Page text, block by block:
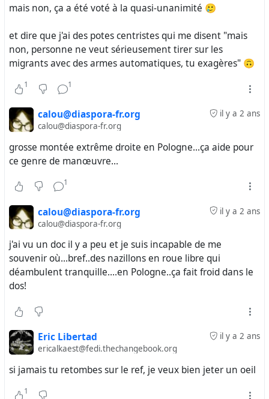
mais non, ça a été voté à la quasi-unanimité 🥲
et dire que j'ai des potes centristes qui me disent "mais
non, personne ne veut sérieusement tirer sur les
migrants avec des armes automatiques, tu exagères" 🙃
1 1
il y a 2 ans
calou@diaspora-fr.org
calou@diaspora-fr.org
grosse montée extrême droite en Pologne...ça aide pour
ce genre de manœuvre...
1
il y a 2 ans
calou@diaspora-fr.org
calou@diaspora-fr.org
j'ai vu un doc il y a peu et je suis incapable de me
souvenir où...bref..des nazillons en roue libre qui
déambulent tranquille....en Pologne..ça fait froid dans le
dos!
il y a 2 ans
Eric Libertad
ericalkaest@fedi.thechangebook.org
si jamais tu retombes sur le ref, je veux bien jeter un oeil
1